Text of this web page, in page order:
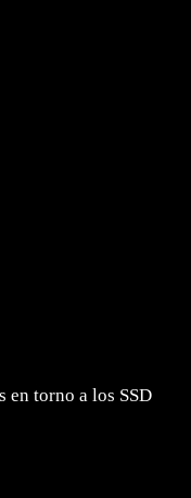
torno a los SSD